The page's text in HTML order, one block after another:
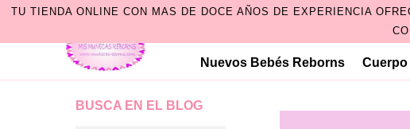
TU TIENDA ONLINE CON MAS DE DOCE AÑOS DE EXPERIENCIA
Nuevos Bebés Reborns
BUSCA EN EL BLOG